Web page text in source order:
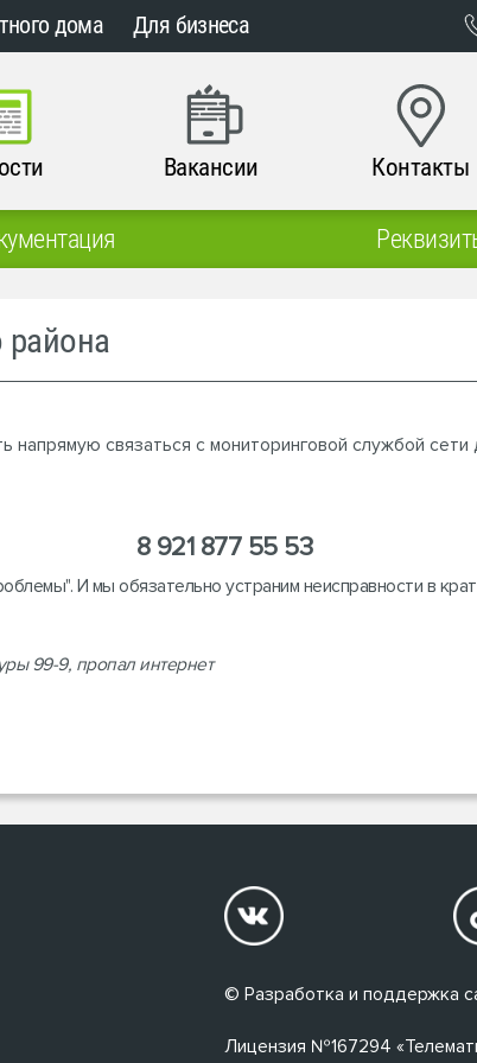
дома Для бизнеса
Вакансии Контакты
района
связаться с мониторинговой службой
8 921 877 55 53
И мы обязательно устраним неисправности в
99-9, пропал интернет
© Разработка и поддержка
Лицензия №167294